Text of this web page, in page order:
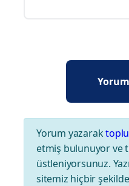
Yorum yazarak
etmiş bulunuyor ve
üstleniyorsunuz.
sitemiz hiçbir